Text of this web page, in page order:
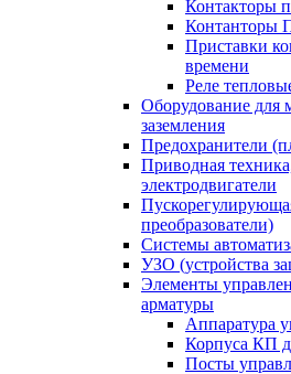
Контакторы
Контанторы
Приставки
времени
Реле
Оборудование для
заземления
Предохранители
Приводная
электродвигатели
преобразователи)
Системы
УЗО (устройства
Элементы
арматуры
Аппаратура
Корпуса КП
Посты